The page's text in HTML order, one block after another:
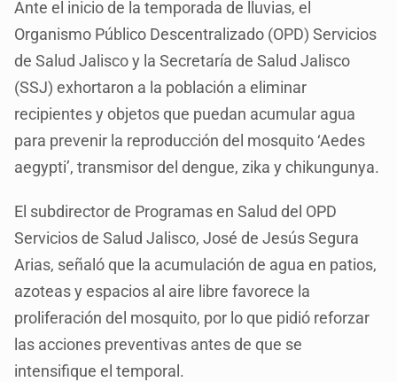
Ante el inicio de la temporada de lluvias, el
Organismo Público Descentralizado (OPD) Servicios
de Salud Jalisco y la Secretaría de Salud Jalisco
(SSJ) exhortaron a la población a eliminar
recipientes y objetos que puedan acumular agua
para prevenir la reproducción del mosquito ‘Aedes
aegypti’, transmisor del dengue, zika y chikungunya.
El subdirector de Programas en Salud del OPD
Servicios de Salud Jalisco, José de Jesús Segura
Arias, señaló que la acumulación de agua en patios,
azoteas y espacios al aire libre favorece la
proliferación del mosquito, por lo que pidió reforzar
las acciones preventivas antes de que se
intensifique el temporal.